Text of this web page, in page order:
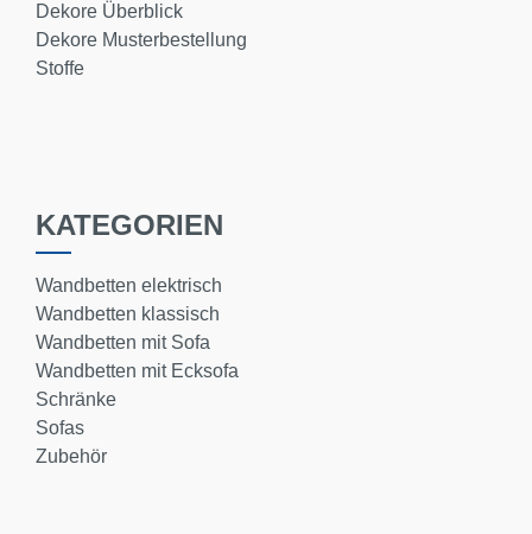
Dekore Überblick
Dekore Musterbestellung
Stoffe
KATEGORIEN
Wandbetten elektrisch
Wandbetten klassisch
Wandbetten mit Sofa
Wandbetten mit Ecksofa
Schränke
Sofas
Zubehör